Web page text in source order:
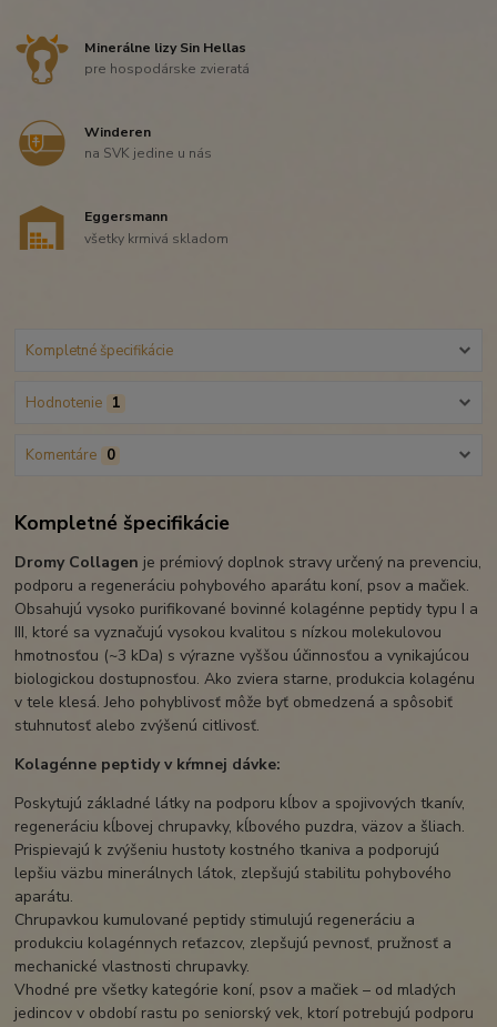
Minerálne lizy Sin Hellas
pre hospodárske zvieratá
Winderen
na SVK jedine u nás
Eggersmann
všetky krmivá skladom
Kompletné špecifikácie
Hodnotenie 1
Komentáre 0
Kompletné špecifikácie
Dromy Collagen je prémiový doplnok stravy určený na prevenciu,
podporu a regeneráciu pohybového aparátu koní, psov a mačiek.
Obsahujú vysoko purifikované bovinné kolagénne peptidy typu I a
III, ktoré sa vyznačujú vysokou kvalitou s nízkou molekulovou
hmotnosťou (~3 kDa) s výrazne vyššou účinnosťou a vynikajúcou
biologickou dostupnosťou. Ako zviera starne, produkcia kolagénu
v tele klesá. Jeho pohyblivosť môže byť obmedzená a spôsobiť
stuhnutosť alebo zvýšenú citlivosť.
Kolagénne peptidy v kŕmnej dávke:
Poskytujú základné látky na podporu kĺbov a spojivových tkanív,
regeneráciu kĺbovej chrupavky, kĺbového puzdra, väzov a šliach.
Prispievajú k zvýšeniu hustoty kostného tkaniva a podporujú
lepšiu väzbu minerálnych látok, zlepšujú stabilitu pohybového
aparátu.
Chrupavkou kumulované peptidy stimulujú regeneráciu a
produkciu kolagénnych reťazcov, zlepšujú pevnosť, pružnosť a
mechanické vlastnosti chrupavky.
Vhodné pre všetky kategórie koní, psov a mačiek – od mladých
jedincov v období rastu po seniorský vek, ktorí potrebujú podporu